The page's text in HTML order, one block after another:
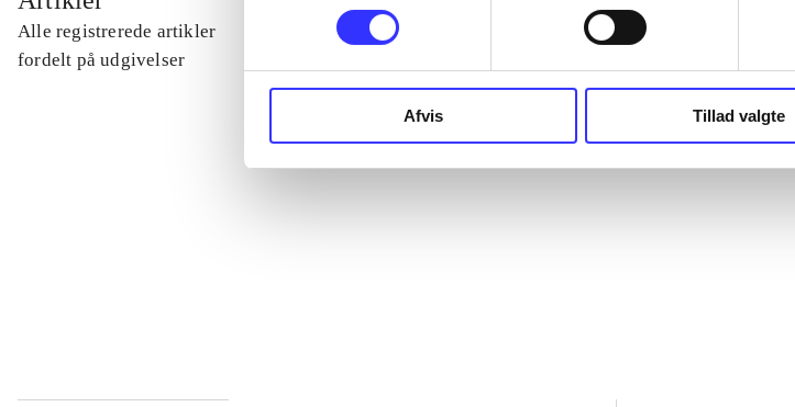
Afvis Tillad valgte
Alle registrerede artikler
fordelt på udgivelser